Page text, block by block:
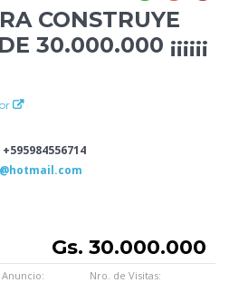
CONSTRUYE
30.000.000 ¡¡¡¡¡¡
Gs. 30.000.000
Nro. de Visitas: